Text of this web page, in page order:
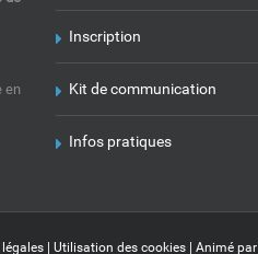
en
Inscription
Kit de communication
Infos pratiques
| Utilisation des cookies | Animé par